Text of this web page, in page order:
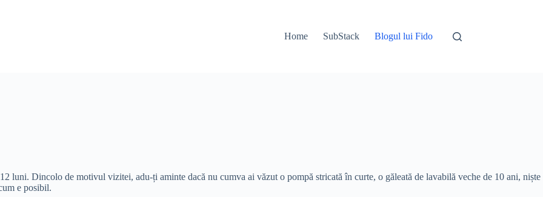
Home SubStack Blogul lui Fido
luni. Dincolo de motivul vizitei, adu-ți aminte dacă nu cumva ai văzut o pompă stricată în curte, o găleată de lavabilă veche de 10 ani, niște
e posibil.